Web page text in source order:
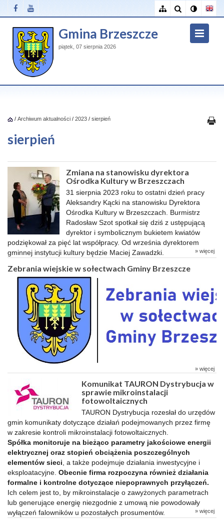
Gmina Brzeszcze
piątek, 07 sierpnia 2026
/ Archiwum aktualności / 2023 / sierpień
sierpień
Zmiana na stanowisku dyrektora
Ośrodka Kultury w Brzeszczach
31 sierpnia 2023 roku to ostatni dzień pracy
Aleksandry Kącki na stanowisku Dyrektora
Ośrodka Kultury w Brzeszczach. Burmistrz
Radosław Szot spotkał się dziś z ustępującą
dyrektor i symbolicznym bukietem kwiatów
podziękował za pięć lat współpracy. Od września dyrektorem
gminnej instytucji kultury będzie Maciej Zawadzki.
» więcej
Zebrania wiejskie w sołectwach Gminy Brzeszcze
» więcej
Komunikat TAURON Dystrybucja w
sprawie mikroinstalacji
fotowoltaicznych
TAURON Dystrybucja rozesłał do urzędów
gmin komunikaty dotyczące działań podejmowanych przez firmę
w zakresie kontroli mikroinstalacji fotowoltaicznych.
Spółka monitoruje na bieżąco parametry jakościowe energii
elektrycznej oraz stopień obciążenia poszczególnych
elementów sieci , a także podejmuje działania inwestycyjne i
eksploatacyjne. Obecnie firma rozpoczyna również działania
formalne i kontrolne dotyczące niepoprawnych przyłączeń.
Ich celem jest to, by mikroinstalacje o zawyżonych parametrach
lub generujące energię niezgodnie z umową nie powodowały
wyłączeń falowników u pozostałych prosumentów.
» więcej